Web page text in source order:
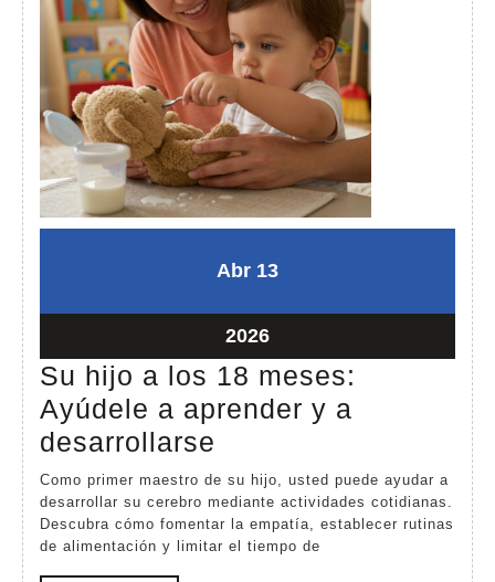
Abrabril
2026
13abril
2026abril
13,
2026
Su hijo a los 18 meses:
Ayúdele a aprender y a
desarrollarse
hijo
a
los
Como primer maestro de su hijo, usted puede ayudar a
desarrollar su cerebro mediante actividades cotidianas.
Descubra cómo fomentar la empatía, establecer rutinas
de alimentación y limitar el tiempo de